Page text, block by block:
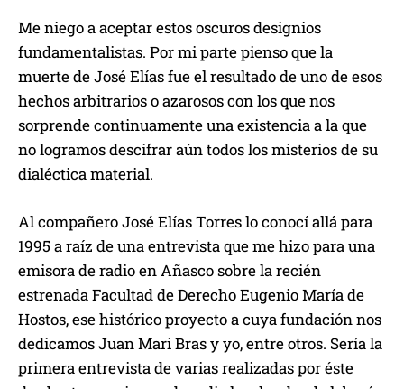
Me niego a aceptar estos oscuros designios
fundamentalistas. Por mi parte pienso que la
muerte de José Elías fue el resultado de uno de esos
hechos arbitrarios o azarosos con los que nos
sorprende continuamente una existencia a la que
no logramos descifrar aún todos los misterios de su
dialéctica material.
Al compañero José Elías Torres lo conocí allá para
1995 a raíz de una entrevista que me hizo para una
emisora de radio en Añasco sobre la recién
estrenada Facultad de Derecho Eugenio María de
Hostos, ese histórico proyecto a cuya fundación nos
dedicamos Juan Mari Bras y yo, entre otros. Sería la
primera entrevista de varias realizadas por éste